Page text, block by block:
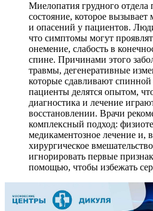
Миелопатия грудного
состояние, которое
и опасений у пациентов.
что симптомы могут
онемение, слабость в
спине. Причинами этого
травмы, дегенеративные
которые сдавливают
пациенты делятся опытом,
диагностика и лечение
восстановлении. Врачи
комплексный подход:
медикаментозное лечение и,
хирургическое
игнорировать первые
помощью, чтобы избежать